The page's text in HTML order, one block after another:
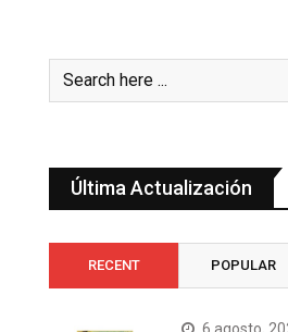
Última Actualización
RECENT POPULAR
6 agosto,